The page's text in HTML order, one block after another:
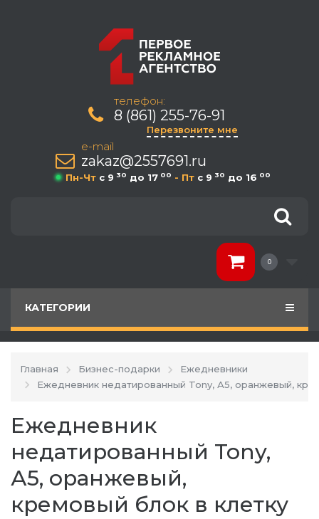
телефон:
8 (861) 255-76-91
Перезвоните мне
e-mail
zakaz@2557691.ru
Пн-Чт c 9 30 до 17 00 - Пт c 9 30 до 16 00
0
КАТЕГОРИИ
Главная Бизнес-подарки
Ежедневники
Ежедневник недатированный Tony, А5, оранжевый,
Ежедневник
недатированный Tony,
А5, оранжевый,
кремовый блок в клетку